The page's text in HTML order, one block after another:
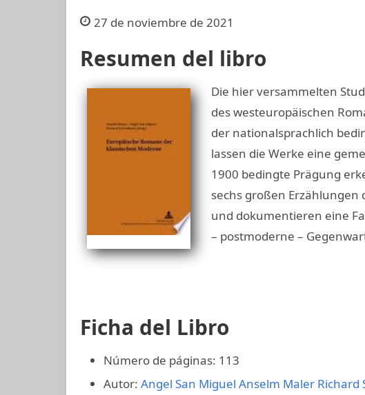
27 de noviembre de 2021
Resumen del libro
Die hier versammelten
des westeuropäischen
der nationalsprachlich
lassen die Werke eine
1900 bedingte Prägung
sechs großen Erzählungen
und dokumentieren eine
– postmoderne –
Ficha del Libro
Número de páginas: 113
Autor: Angel San Miguel Anselm Maler Richard